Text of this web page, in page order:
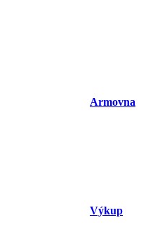
Armovna
Výkup